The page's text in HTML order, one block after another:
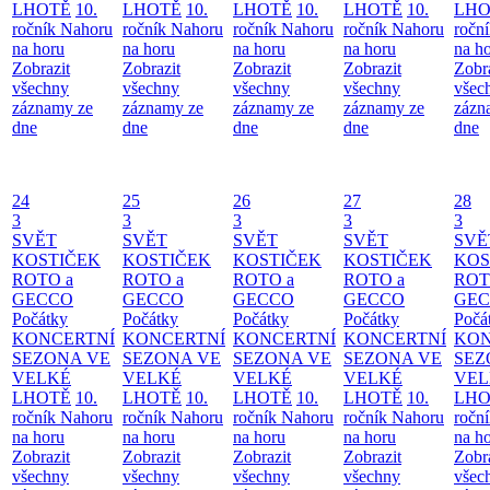
LHOTĚ 10.
ročník Nahoru
na horu
Zobrazit
všechny
záznamy ze
dne
LHOTĚ 10.
ročník Nahoru
na horu
Zobrazit
všechny
záznamy ze
dne
LHOTĚ 10.
ročník Nahoru
na horu
Zobrazit
všechny
záznamy ze
dne
LHOTĚ 10.
ročník Nahoru
na horu
Zobrazit
všechny
záznamy ze
dne
na
dne
24
3
SVĚT
KOSTIČEK
ROTO a
GECCO
Počátky
KONCERTNÍ
SEZONA VE
VELKÉ
LHOTĚ 10.
ročník Nahoru
na horu
Zobrazit
všechny
25
3
SVĚT
KOSTIČEK
ROTO a
GECCO
Počátky
KONCERTNÍ
SEZONA VE
VELKÉ
LHOTĚ 10.
ročník Nahoru
na horu
Zobrazit
všechny
26
3
SVĚT
KOSTIČEK
ROTO a
GECCO
Počátky
KONCERTNÍ
SEZONA VE
VELKÉ
LHOTĚ 10.
ročník Nahoru
na horu
Zobrazit
všechny
27
3
SVĚT
KOSTIČEK
ROTO a
GECCO
Počátky
KONCERTNÍ
SEZONA VE
VELKÉ
LHOTĚ 10.
ročník Nahoru
na horu
Zobrazit
všechny
28
3
na